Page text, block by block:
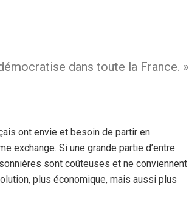
dans toute la France. »
ont envie et besoin de partir en
exchange. Si une grande partie d’entre
sont coûteuses et ne conviennent
plus économique, mais aussi plus